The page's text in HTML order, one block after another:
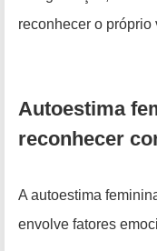
reconhecer o próprio
Autoestima
reconhecer
A autoestima
envolve fatores